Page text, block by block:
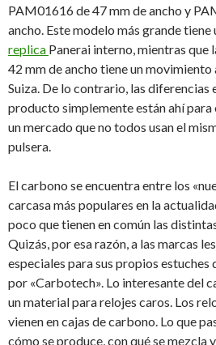
PAM01616 de 47 mm de ancho y
ancho. Este modelo más grande
replica Panerai interno, mientras que
42 mm de ancho tiene un
Suiza. De lo contrario, las diferencias
producto simplemente están ahí
un mercado que no todos usan el
pulsera.
El carbono se encuentra entre los
carcasa más populares en la
poco que tienen en común las
Quizás, por esa razón, a las marcas
especiales para sus propios
por «Carbotech». Lo interesante del
un material para relojes caros. Los
vienen en cajas de carbono. Lo que
cómo se produce, con qué se mezcla